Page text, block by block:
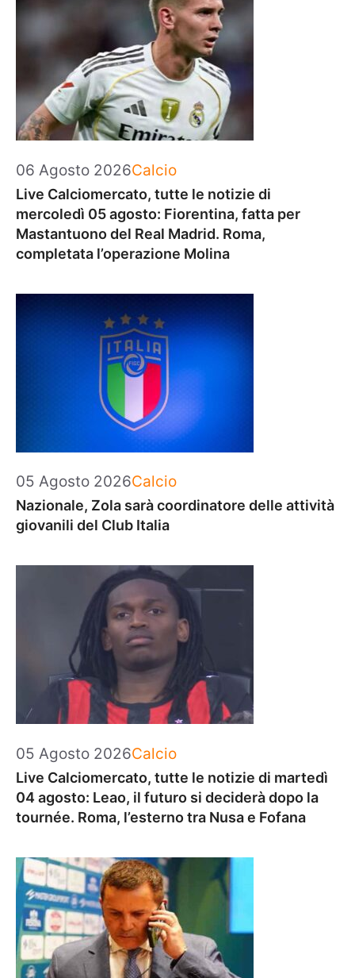
06 Agosto 2026Categorie
Calcio
Live Calciomercato, tutte le notizie di
mercoledì 05 agosto: Fiorentina, fatta per
Mastantuono del Real Madrid. Roma,
completata l’operazione Molina
05 Agosto 2026Categorie
Calcio
Nazionale, Zola sarà coordinatore delle attività
giovanili del Club Italia
05 Agosto 2026Categorie
Calcio
Live Calciomercato, tutte le notizie di martedì
04 agosto: Leao, il futuro si deciderà dopo la
tournée. Roma, l’esterno tra Nusa e Fofana